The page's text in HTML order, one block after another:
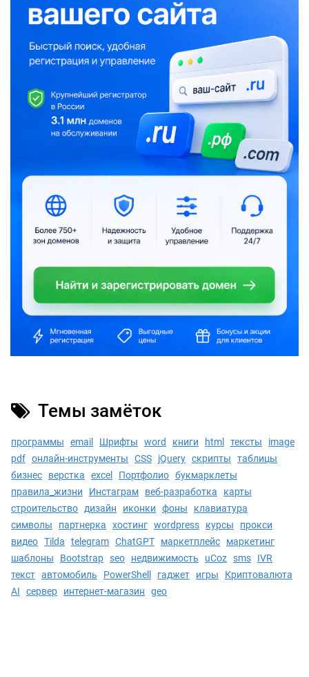
Темы замёток
программы email Шрифты word книги html тексты
image
pdf онлайн-инструменты CSS jQuery скрипты
таблицы
бизнес
верстка excel Портфолио букмарклеты
правила_жизни
Инстаграм веб-разработка
карты
строительство
дизайн иконки фоны
клавиатура
символы
партнерка хостинг wordpress курсы
прокси
видео Tilda telegram ChatGPT маркетплейс
маркетинг
шаблоны
Bootstrap seo недвижимость uCoz sms
IVR
текст автомобиль PowerShell гаджет игры
Криптовалюта
AI
сервер интернет-магазин geo